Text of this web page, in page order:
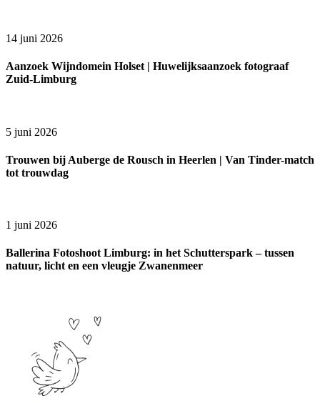
14 juni 2026
Aanzoek Wijndomein Holset | Huwelijksaanzoek fotograaf
Zuid-Limburg
5 juni 2026
Trouwen bij Auberge de Rousch in Heerlen | Van Tinder-match
tot trouwdag
1 juni 2026
Ballerina Fotoshoot Limburg: in het Schutterspark – tussen
natuur, licht en een vleugje Zwanenmeer